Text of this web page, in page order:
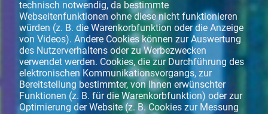
technisch notwendig, da bestimmte
Webseitenfunktionen ohne diese nicht funktionieren
würden (z. B. die Warenkorbfunktion oder die Anzeige
von Videos). Andere Cookies können zur Auswertung
des Nutzerverhaltens oder zu Werbezwecken
verwendet werden. Cookies, die zur Durchführung des
elektronischen Kommunikationsvorgangs, zur
Bereitstellung bestimmter, von Ihnen erwünschter
Funktionen (z. B. für die Warenkorbfunktion) oder zur
Optimierung der Website (z. B. Cookies zur Messung